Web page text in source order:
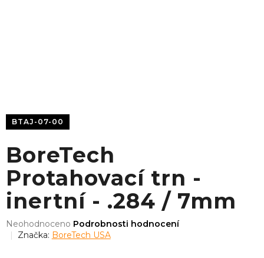
BoreTech
Protahovací trn -
inertní - .284 / 7mm
BTAJ-07-00
Průměrné
hodnocení
Neohodnoceno Podrobnosti hodnocení
Značka: BoreTech USA